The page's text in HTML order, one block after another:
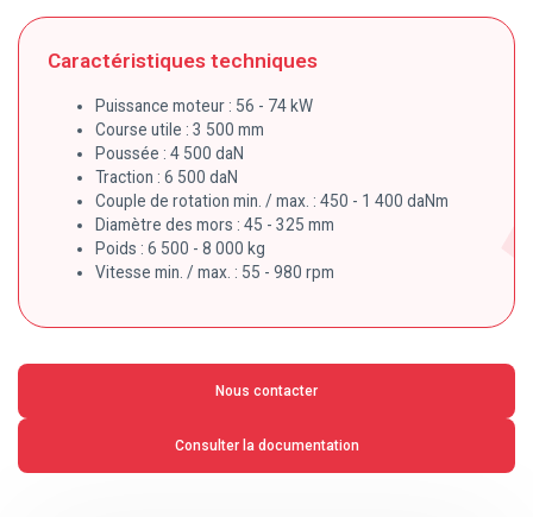
Caractéristiques techniques
Puissance moteur : 56 - 74 kW
Course utile : 3 500 mm
Poussée : 4 500 daN
Traction : 6 500 daN
Couple de rotation min. / max. : 450 - 1 400 daNm
Diamètre des mors : 45 - 325 mm
Poids : 6 500 - 8 000 kg
Vitesse min. / max. : 55 - 980 rpm
Nous contacter
Consulter la documentation